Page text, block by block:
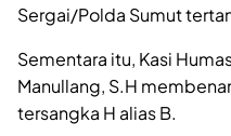
Sergai/Polda Sumut
Sementara itu, Kasi
Manullang, S.H
tersangka H alias B.